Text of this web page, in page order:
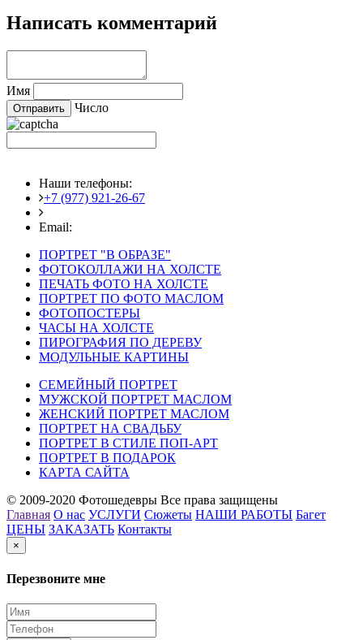
Написать комментарий
Имя
Число
Наши телефоны:
+7 (977) 921-26-67
Email:
ПОРТРЕТ "В ОБРАЗЕ"
ФОТОКОЛЛАЖИ НА ХОЛСТЕ
ПЕЧАТЬ ФОТО НА ХОЛСТЕ
ПОРТРЕТ ПО ФОТО МАСЛОМ
ФОТОПОСТЕРЫ
ЧАСЫ НА ХОЛСТЕ
ПИРОГРАФИЯ ПО ДЕРЕВУ
МОДУЛЬНЫЕ КАРТИНЫ
СЕМЕЙНЫЙ ПОРТРЕТ
МУЖСКОЙ ПОРТРЕТ МАСЛОМ
ЖЕНСКИЙ ПОРТРЕТ МАСЛОМ
ПОРТРЕТ НА СВАДЬБУ
ПОРТРЕТ В СТИЛЕ ПОП-АРТ
ПОРТРЕТ В ПОДАРОК
КАРТА САЙТА
© 2009-2020 Фотошедевры Все права защищены
Главная О нас УСЛУГИ Сюжеты НАШИ РАБОТЫ Багет
ЦЕНЫ ЗАКАЗАТЬ Контакты
×
Перезвоните мне